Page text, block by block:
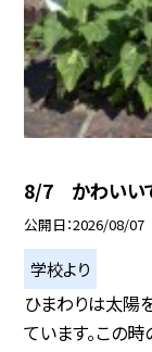
8/7 かわいい
公開日 2026/08/07
学校より
ひまわりは太陽
ています。この時